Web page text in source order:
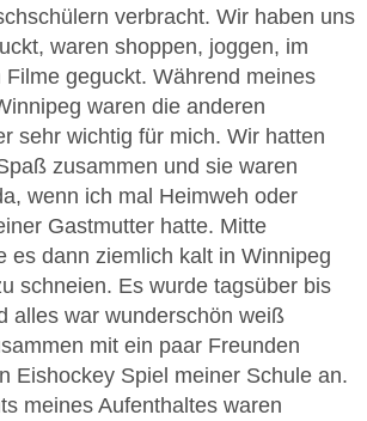
verbracht. Wir haben uns
waren shoppen, joggen, im
Filme geguckt. Während meines
waren die anderen
sehr wichtig für mich. Wir hatten
zusammen und sie waren
wenn ich mal Heimweh oder
Gastmutter hatte. Mitte
es dann ziemlich kalt in Winnipeg
schneien. Es wurde tagsüber bis
alles war wunderschön weiß
mit ein paar Freunden
Eishockey Spiel meiner Schule an.
meines Aufenthaltes waren